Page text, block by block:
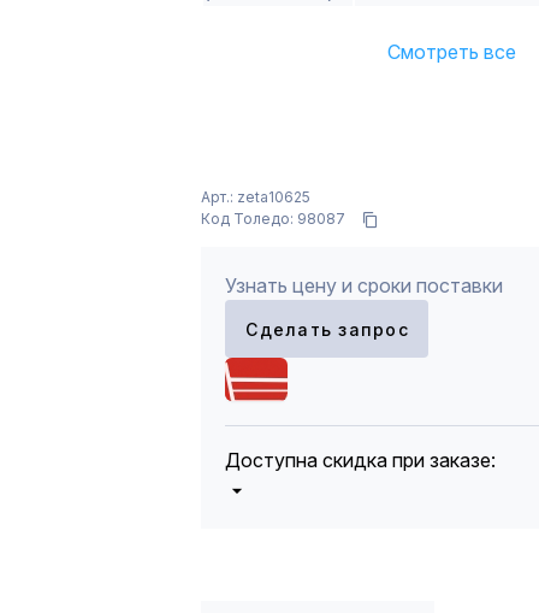
Смотреть все
Арт.: zeta10625
Код Толедо: 98087
Узнать цену и сроки поставки
Сделать запрос
Доступна скидка при заказе: